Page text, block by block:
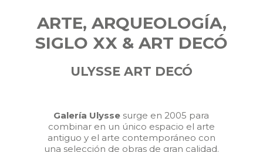
ARTE, ARQUEOLOGÍA,
SIGLO XX & ART DECÓ
ULYSSE ART DECÓ
Galería Ulysse surge en 2005 para
combinar en un único espacio el arte
antiguo y el arte contemporáneo con
una selección de obras de gran calidad.